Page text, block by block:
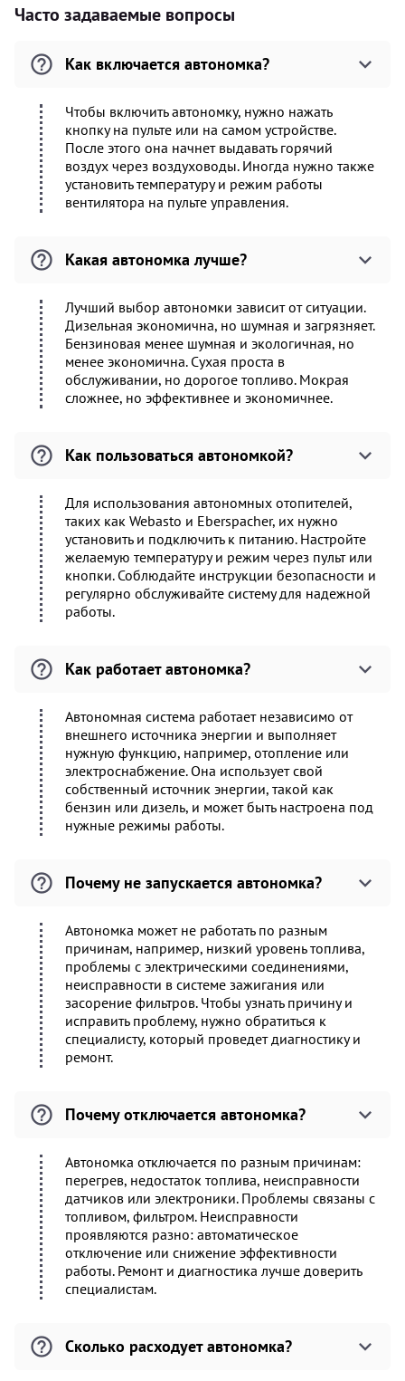
Часто задаваемые вопросы
Как включается автономка?
Чтобы включить автономку, нужно нажать
кнопку на пульте или на самом устройстве.
После этого она начнет выдавать горячий
воздух через воздуховоды. Иногда нужно также
установить температуру и режим работы
вентилятора на пульте управления.
Какая автономка лучше?
Лучший выбор автономки зависит от ситуации.
Дизельная экономична, но шумная и загрязняет.
Бензиновая менее шумная и экологичная, но
менее экономична. Сухая проста в
обслуживании, но дорогое топливо. Мокрая
сложнее, но эффективнее и экономичнее.
Как пользоваться автономкой?
Для использования автономных отопителей,
таких как Webasto и Eberspacher, их нужно
установить и подключить к питанию. Настройте
желаемую температуру и режим через пульт или
кнопки. Соблюдайте инструкции безопасности и
регулярно обслуживайте систему для надежной
работы.
Как работает автономка?
Автономная система работает независимо от
внешнего источника энергии и выполняет
нужную функцию, например, отопление или
электроснабжение. Она использует свой
собственный источник энергии, такой как
бензин или дизель, и может быть настроена под
нужные режимы работы.
Почему не запускается автономка?
Автономка может не работать по разным
причинам, например, низкий уровень топлива,
проблемы с электрическими соединениями,
неисправности в системе зажигания или
засорение фильтров. Чтобы узнать причину и
исправить проблему, нужно обратиться к
специалисту, который проведет диагностику и
ремонт.
Почему отключается автономка?
Автономка отключается по разным причинам:
перегрев, недостаток топлива, неисправности
датчиков или электроники. Проблемы связаны с
топливом, фильтром. Неисправности
проявляются разно: автоматическое
отключение или снижение эффективности
работы. Ремонт и диагностика лучше доверить
специалистам.
Сколько расходует автономка?